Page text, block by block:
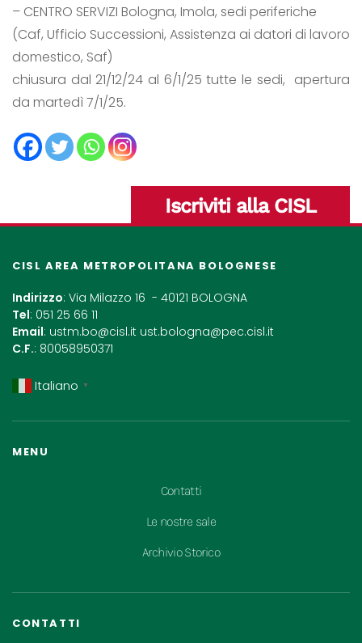
– CENTRO SERVIZI Bologna, Imola, sedi periferiche
(Caf, Ufficio Successioni, Assistenza ai datori di lavoro
domestico, Saf)
chiusura dal 21/12/24 al 6/1/25 tutte le sedi, apertura
da martedì 7/1/25.
Iscriviti alla CISL
CISL AREA METROPOLITANA BOLOGNESE
Indirizzo: Via Milazzo 16 - 40121 BOLOGNA
Tel: 051 25 66 11
Email: ustm.bo@cisl.it ust.bologna@pec.cisl.it
C.F.: 80058950371
Italiano ▼
MENU
Contatti
Le nostre sale
Archivio Storico
CONTATTI